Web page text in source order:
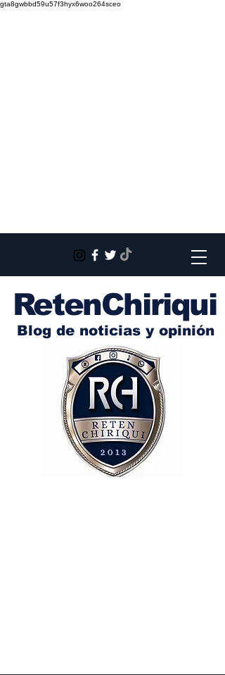
gta8gwbbd59u57f3hyx6woo264sceo
RetenChiriqui
Blog de noticias y opinión